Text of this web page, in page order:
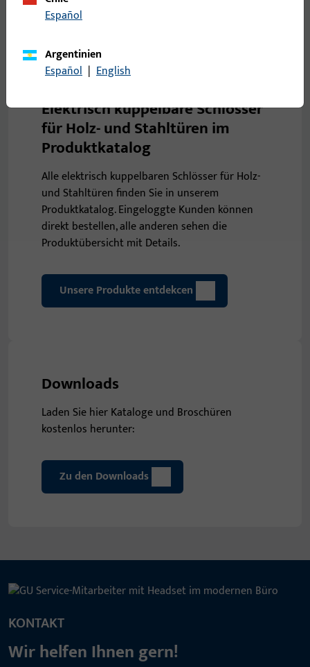
Elektrisch kuppelbare Schlösser
für Holz- und Stahltüren im
Produktkatalog
Alle elektrisch kuppelbaren Schlösser für Holz-
und Stahltüren finden Sie in unserem
Produktkatalog. Eingeloggte Kunden können
direkt bestellen, alle anderen sehen die
Produktübersicht mit Details.
Unsere Produkte entdekcen
Downloads
Laden Sie hier Kataloge und Broschüren
kostenlos herunter:
Zu den Downloads
KONTAKT
Wir helfen Ihnen gern!
Español
Argentinien
Español | English